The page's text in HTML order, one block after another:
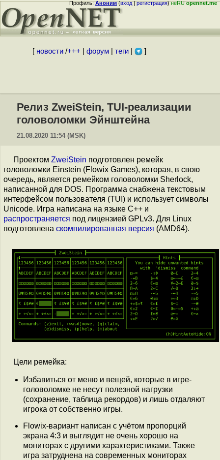
Профиль:Аноним(вход|регистрация)неRUopennet.me
[ новости/+++ форум| теги| ]
Релиз ZweiStein, TUI-реализации
головоломки Эйнштейна
21.08.2020 11:54 (MSK)
Проектом ZweiStein подготовлен ремейк
головоломки Einstein (Flowix Games), которая, в свою
очередь, является ремейком головоломки Sherlock,
написанной для DOS. Программа снабжена текстовым
интерфейсом пользователя (TUI) и использует символы
Unicode. Игра написана на языке С++ и
распространяется под лицензией GPLv3. Для Linux
подготовлена скомпилированная версия (AMD64).
Цели ремейка:
Избавиться от меню и вещей, которые в игре-
головоломке не несут полезной нагрузки
(сохранение, таблица рекордов) и лишь отдаляют
игрока от собственно игры.
Flowix-вариант написан с учётом пропорций
экрана 4:3 и выглядит не очень хорошо на
мониторах с другими характеристиками. Также
игра затруднена на современных мониторах